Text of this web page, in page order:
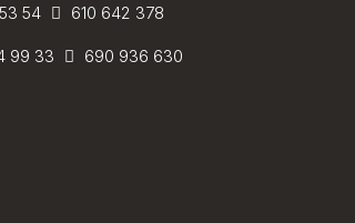
54 610 642 378
99 33 690 936 630